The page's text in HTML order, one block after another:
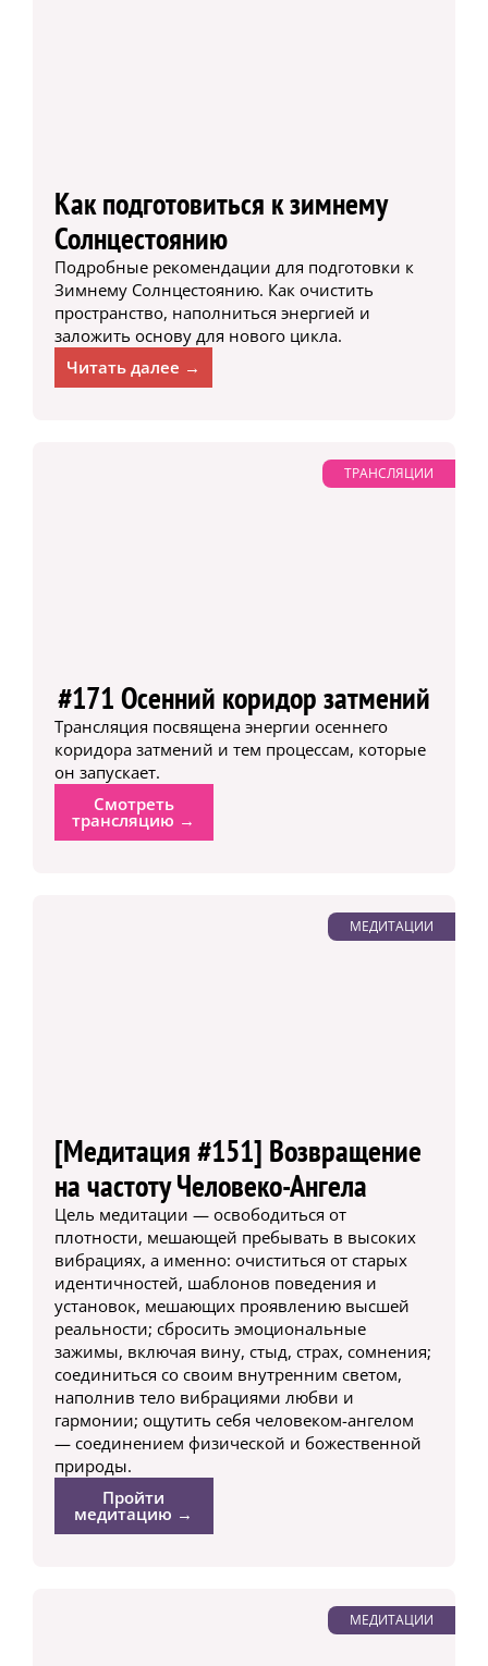
Как подготовиться к зимнему
Солнцестоянию
Подробные рекомендации для подготовки к
Зимнему Солнцестоянию. Как очистить
пространство, наполниться энергией и
заложить основу для нового цикла.
Читать далее →
ТРАНСЛЯЦИИ
#171 Осенний коридор затмений
Трансляция посвящена энергии осеннего
коридора затмений и тем процессам, которые
он запускает.
Смотреть
трансляцию →
МЕДИТАЦИИ
[Медитация #151] Возвращение
на частоту Человеко-Ангела
Цель медитации — освободиться от
плотности, мешающей пребывать в высоких
вибрациях, а именно: очиститься от старых
идентичностей, шаблонов поведения и
установок, мешающих проявлению высшей
реальности; сбросить эмоциональные
зажимы, включая вину, стыд, страх, сомнения;
соединиться со своим внутренним светом,
наполнив тело вибрациями любви и
гармонии; ощутить себя человеком-ангелом
— соединением физической и божественной
природы.
Пройти
медитацию →
МЕДИТАЦИИ